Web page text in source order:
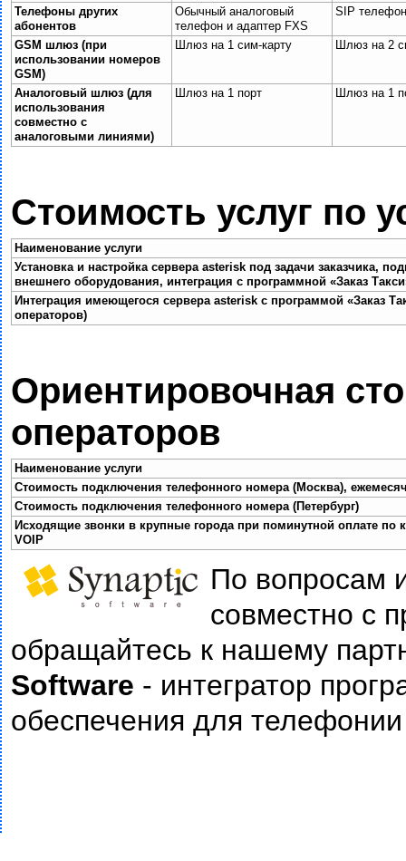
Телефоны других
абонентов
Обычный аналоговый
телефон и адаптер FXS
SIP телефон
GSM шлюз (при
использовании номеров
GSM)
Шлюз на 1 сим-карту Шлюз на 2
Аналоговый шлюз (для
использования
совместно с
аналоговыми линиями)
Шлюз на 1 порт Шлюз на 1
Стоимость услуг по
Наименование услуги
Установка и настройка сервера asterisk под задачи заказчика,
внешнего оборудования, интеграция с программной «Заказ
Интеграция имеющегося сервера asterisk с программой «Заказ
операторов)
Ориентировочная
операторов
Наименование услуги
Стоимость подключения телефонного номера (Москва),
Стоимость подключения телефонного номера (Петербург)
Исходящие звонки в крупные города при поминутной оплате по
VOIP
По вопросам
совместно с
обращайтесь к нашему
Software - интегратор
обеспечения для